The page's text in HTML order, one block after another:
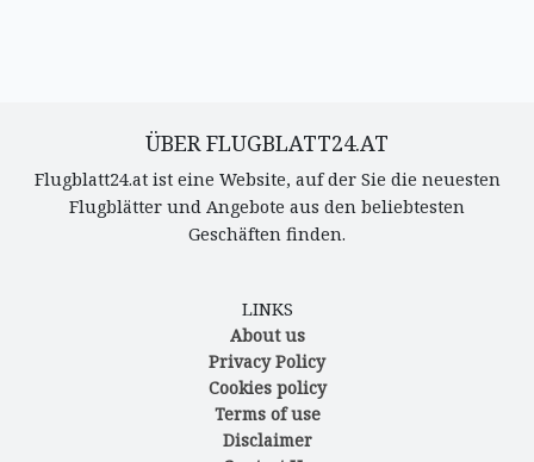
ÜBER FLUGBLATT24.AT
Flugblatt24.at ist eine Website, auf der Sie die neuesten
Flugblätter und Angebote aus den beliebtesten
Geschäften finden.
LINKS
About us
Privacy Policy
Cookies policy
Terms of use
Disclaimer